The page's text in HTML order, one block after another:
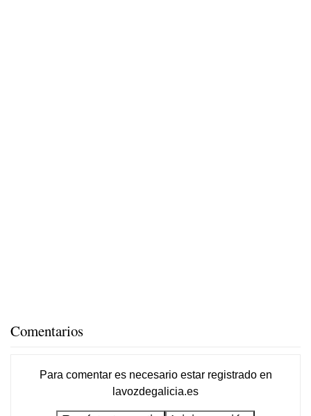
Comentarios
Para comentar es necesario estar registradoen
lavozdegalicia.es